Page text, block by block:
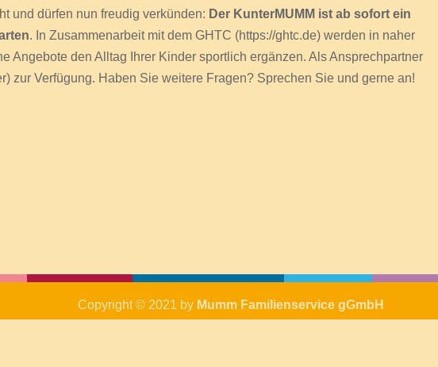
und dürfen nun freudig verkünden: Der KunterMUMM ist ab sofort ein
. In Zusammenarbeit mit dem GHTC (https://ghtc.de) werden in naher
Angebote den Alltag Ihrer Kinder sportlich ergänzen. Als Ansprechpartner
zur Verfügung. Haben Sie weitere Fragen? Sprechen Sie und gerne an!
Copyright © 2021 by Mumm Familienservice gGmbH